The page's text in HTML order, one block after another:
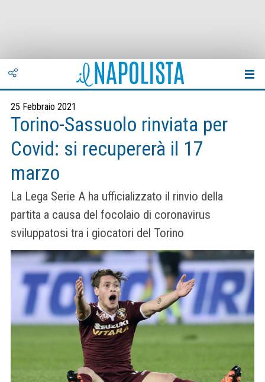
25 Febbraio 2021
Torino-Sassuolo rinviata per
Covid: si recupererà il 17
marzo
La Lega Serie A ha ufficializzato il rinvio della
partita a causa del focolaio di coronavirus
sviluppatosi tra i giocatori del Torino